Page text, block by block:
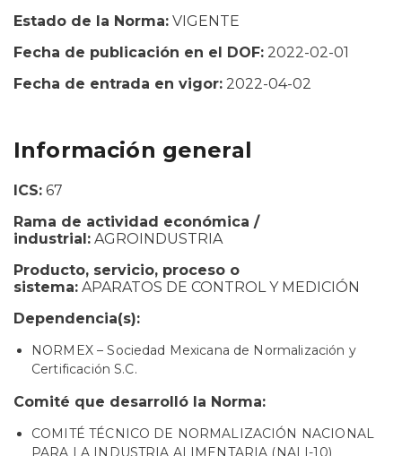
Estado de la Norma: VIGENTE
Fecha de publicación en el DOF: 2022-02-01
Fecha de entrada en vigor: 2022-04-02
Información general
ICS: 67
Rama de actividad económica /
industrial: AGROINDUSTRIA
Producto, servicio, proceso o
sistema: APARATOS DE CONTROL Y MEDICIÓN
Dependencia(s):
NORMEX – Sociedad Mexicana de Normalización y
Certificación S.C.
Comité que desarrolló la Norma:
COMITÉ TÉCNICO DE NORMALIZACIÓN NACIONAL